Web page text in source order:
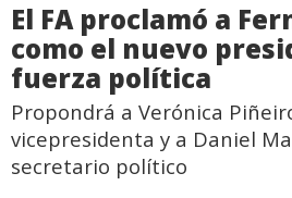
El FA proclamó a
como el nuevo
fuerza política
Propondrá a Verónica
vicepresidenta y a Daniel
secretario político